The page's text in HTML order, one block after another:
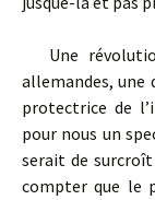
Une
allemandes,
protectrice de
pour nous un
serait de surcroît
compter que le